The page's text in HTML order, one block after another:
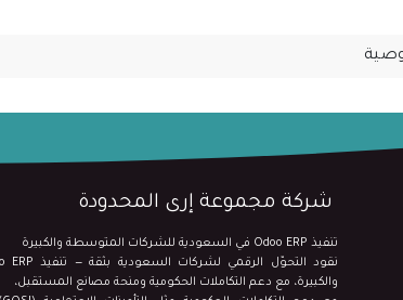
شركة مجموعة إرى المحدودة
تنفيذ Odoo ERP في السعودية للشركات المتوسطة والكبيرة
والكبيرة، مع دعم التكاملات الحكومية ومنحة مصانع المستقبل،